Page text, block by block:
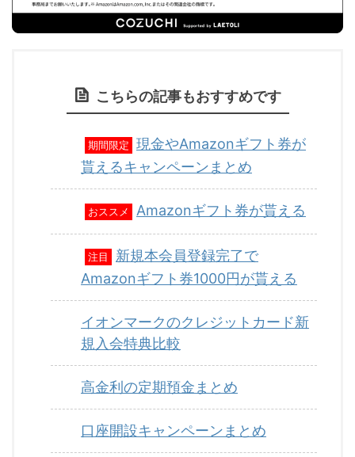
こちらの記事もおすすめです
期間限定
現金やAmazonギフト券が
貰えるキャンペーンまとめ
おススメ Amazonギフト券が貰える
注目
新規本会員登録完了で
Amazonギフト券1000円が貰える
イオンマークのクレジットカード新
規入会特典比較
高金利の定期預金まとめ
口座開設キャンペーンまとめ